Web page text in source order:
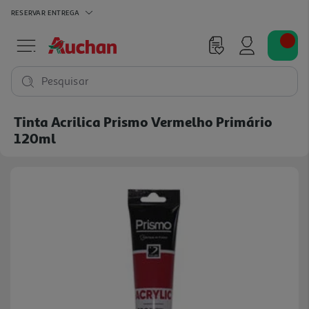
RESERVAR ENTREGA
Pesquisar
Tinta Acrilica Prismo Vermelho Primário
120ml